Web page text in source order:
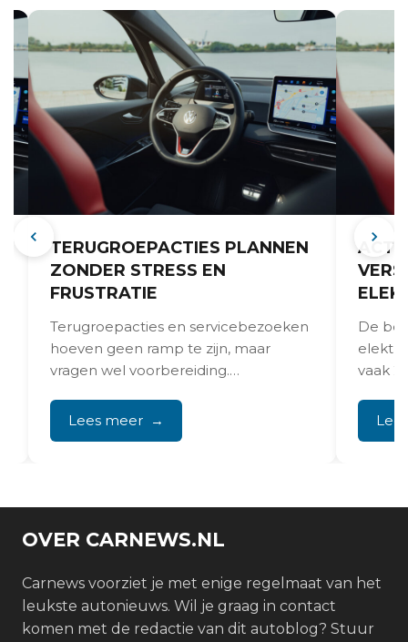
TERUGROEPACTIES PLANNEN
ZONDER STRESS EN
FRUSTRATIE
Terugroepacties en servicebezoeken
hoeven geen ramp te zijn, maar
vragen wel voorbereiding.
terugroepacties gelanceerd voor
softwareupdates en...
Lees meer
De
vaak
OVER CARNEWS.NL
Carnews voorziet je met enige regelmaat van het
leukste autonieuws. Wil je graag in contact
komen met de redactie van dit autoblog? Stuur